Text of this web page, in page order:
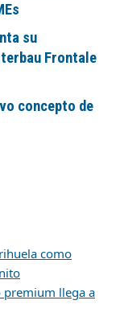
su
Frontale
concepto de
como
premium llega a